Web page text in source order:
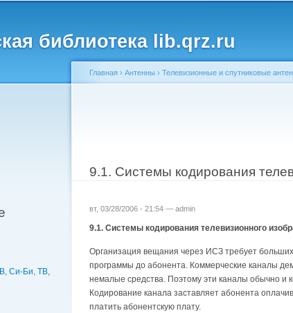
библиотека lib.qrz.ru
Си-Би, ТВ,
Главная › Антенны › Телевизионные и спутниковые
9.1. Системы кодирования
вт, 03/28/2006 - 21:54 — admin
9.1. Системы кодирования телевизионного
Организация вещания через ИСЗ требует больших
программы до абонента. Коммерческие каналы
немалые средства. Поэтому эти каналы обычно и
Кодирование канала заставляет абонента
платить абонентскую плату.